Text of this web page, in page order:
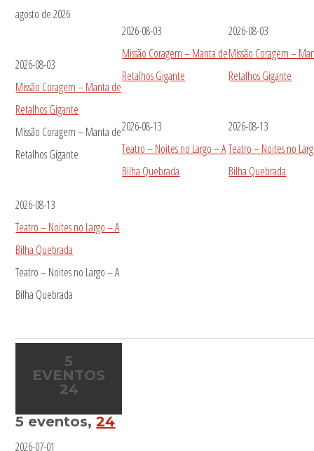
agosto de 2026
2026-08-03
Missão Coragem – Manta de
Retalhos Gigante
Missão Coragem – Manta de
Retalhos Gigante
2026-08-13
Teatro – Noites no Largo – A
Bilha Quebrada
Teatro – Noites no Largo – A
Bilha Quebrada
2026-08-03
Missão Coragem – Manta de
Retalhos Gigante
2026-08-13
Teatro – Noites no Largo – A
Bilha Quebrada
2026-08-03
Missão Coragem –
Retalhos Gigante
2026-08-13
Teatro – Noites no
Bilha Quebrada
5
EVENTOS
24
5 eventos,24
2026-07-01